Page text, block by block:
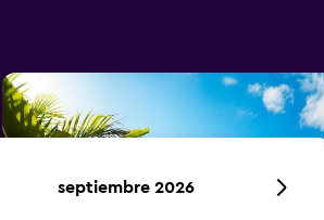
septiembre 2026